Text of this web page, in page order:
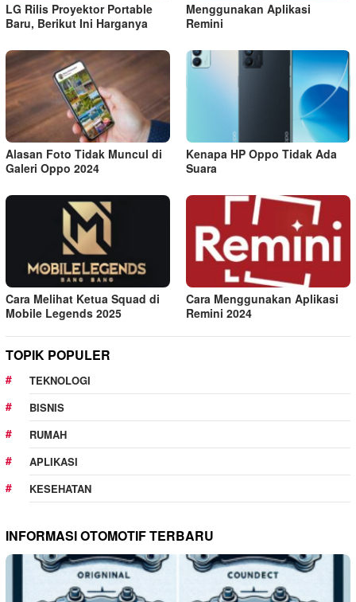
LG Rilis Proyektor Portable
Baru, Berikut Ini Harganya
Menggunakan Aplikasi
Remini
Alasan Foto Tidak Muncul di
Galeri Oppo 2024
Kenapa HP Oppo Tidak Ada
Suara
Cara Melihat Ketua Squad di
Mobile Legends 2025
Cara Menggunakan Aplikasi
Remini 2024
TOPIK POPULER
TEKNOLOGI
BISNIS
RUMAH
APLIKASI
KESEHATAN
INFORMASI OTOMOTIF TERBARU